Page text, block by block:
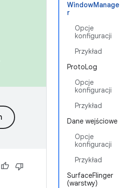
WindowManage
r
Opcje
konfiguracji
Przykład
ProtoLog
Opcje
konfiguracji
Przykład
Dane wejściowe
Opcje
konfiguracji
Przykład
SurfaceFlinger
(warstwy)